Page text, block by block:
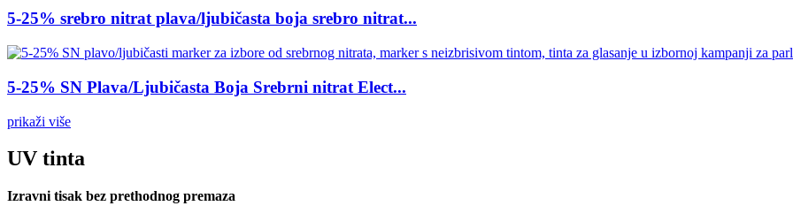
5-25% srebro nitrat plava/ljubičasta boja srebro nitrat...
5-25% SN Plava/Ljubičasta Boja Srebrni nitrat Elect...
prikaži više
UV tinta
Izravni tisak bez prethodnog premaza